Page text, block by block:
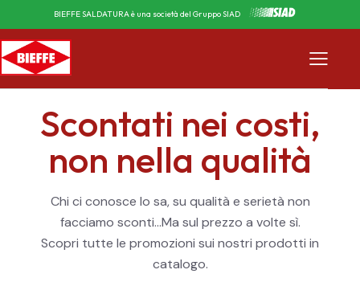
BIEFFE SALDATURA è una società del Gruppo SIAD
Scontati nei costi,
non nella qualità
Chi ci conosce lo sa, su qualità e serietà non
facciamo sconti…Ma sul prezzo a volte sì.
Scopri tutte le promozioni sui nostri prodotti in
catalogo.